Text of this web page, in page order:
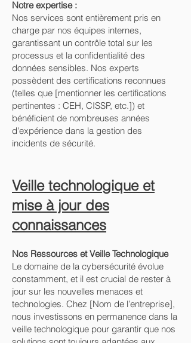
Notre expertise :
Nos services sont entièrement pris en
charge par nos équipes internes,
garantissant un contrôle total sur les
processus et la confidentialité des
données sensibles. Nos experts
possèdent des certifications reconnues
(telles que [mentionner les certifications
pertinentes : CEH, CISSP, etc.]) et
bénéficient de nombreuses années
d'expérience dans la gestion des
incidents de sécurité.
Veille technologique et
mise à jour des
connaissances
Nos Ressources et Veille Technologique
Le domaine de la cybersécurité évolue
constamment, et il est crucial de rester à
jour sur les nouvelles menaces et
technologies. Chez [Nom de l’entreprise],
nous investissons en permanence dans la
veille technologique pour garantir que nos